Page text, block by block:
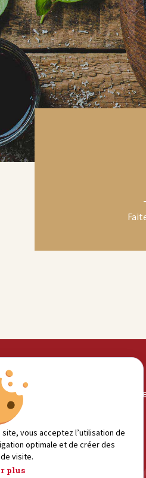
vous acceptez l’utilisation de
optimale et de créer des
visite.
plus
?